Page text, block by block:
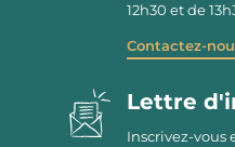
12h30 et de
Contactez-
Lettre
Inscrivez-vous